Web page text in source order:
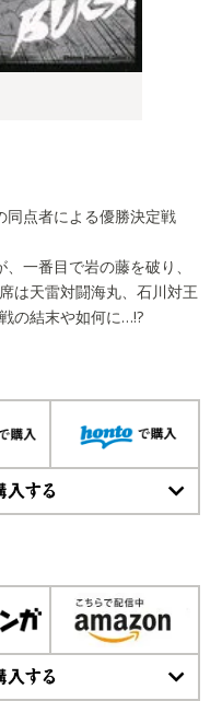
同点者による優勝決定戦
一番目で岩の藤を破り、
は天雷対闘海丸、石川対王
の結末や如何に…!?